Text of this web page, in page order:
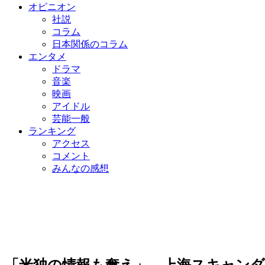
オピニオン
社説
コラム
日本関係のコラム
エンタメ
ドラマ
音楽
映画
アイドル
芸能一般
ランキング
アクセス
コメント
みんなの感想